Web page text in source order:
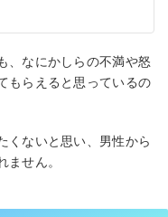
、なにかしらの不満や怒
もらえると思っているの
くないと思い、男性から
せん。